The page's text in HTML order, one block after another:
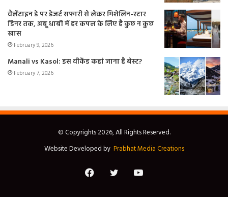
वैलेंटाइन डे पर डेजर्ट सफारी से लेकर मिशेलिन-स्टार
डिनर तक, अबू धाबी में हर कपल के लिए है कुछ न कुछ
खास
February 9, 2026
Manali vs Kasol: इस वीकेंड कहां जाना है बेस्ट?
February 7, 2026
© Copyrights 2026, All Rights Reserved.
Website Developed by Prabhat Media Creations
FacebookTwitterYouTube